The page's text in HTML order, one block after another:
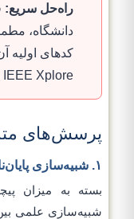
راه‌حل سریع:
دانشگاه،
کدهای اولیه
IEEE Xplore یا GitHub موجود است.
پرسش‌های
۱. شبیه‌سازی پایان‌نامه برق معمولاً چقدر زمان می‌برد؟
بسته به میزان